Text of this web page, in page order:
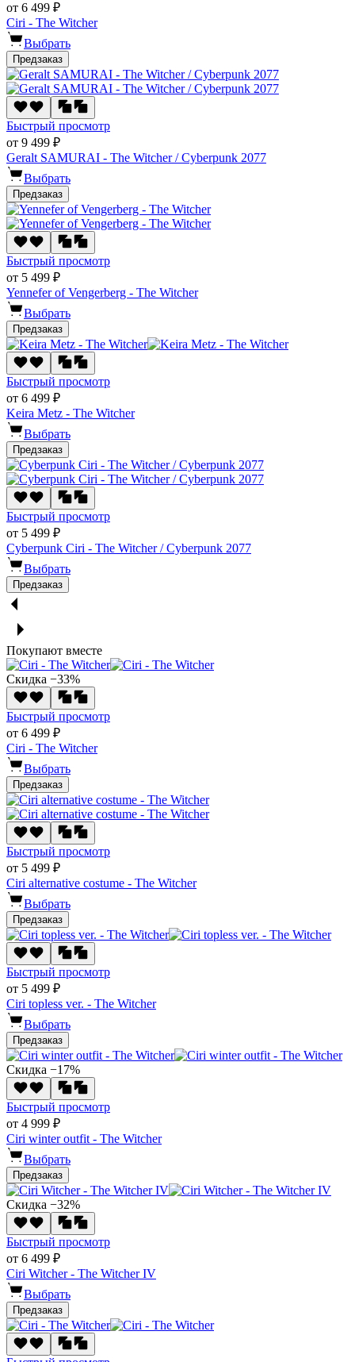
от 6 499 ₽
Ciri - The Witcher
Выбрать
Предзаказ
Быстрый просмотр
от 9 499 ₽
Geralt SAMURAI - The Witcher / Cyberpunk 2077
Выбрать
Предзаказ
Быстрый просмотр
от 5 499 ₽
Yennefer of Vengerberg - The Witcher
Выбрать
Предзаказ
Быстрый просмотр
от 6 499 ₽
Keira Metz - The Witcher
Выбрать
Предзаказ
Быстрый просмотр
от 5 499 ₽
Cyberpunk Ciri - The Witcher / Cyberpunk 2077
Выбрать
Предзаказ
Покупают вместе
Скидка −33%
Быстрый просмотр
от 6 499 ₽
Ciri - The Witcher
Выбрать
Предзаказ
Быстрый просмотр
от 5 499 ₽
Ciri alternative costume - The Witcher
Выбрать
Предзаказ
Быстрый просмотр
от 5 499 ₽
Ciri topless ver. - The Witcher
Выбрать
Предзаказ
Скидка −17%
Быстрый просмотр
от 4 999 ₽
Ciri winter outfit - The Witcher
Выбрать
Предзаказ
Скидка −32%
Быстрый просмотр
от 6 499 ₽
Ciri Witcher - The Witcher IV
Выбрать
Предзаказ